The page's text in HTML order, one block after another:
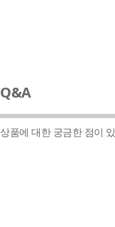
Q&A
상품에 대한 궁금한 점이